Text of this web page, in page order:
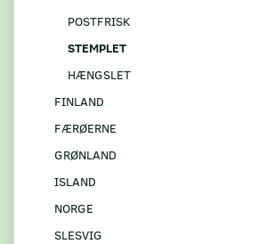
POSTFRISK
STEMPLET
HÆNGSLET
FINLAND
FÆRØERNE
GRØNLAND
ISLAND
NORGE
SLESVIG